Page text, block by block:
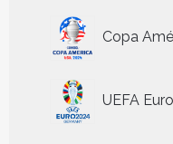
Copa
UEFA